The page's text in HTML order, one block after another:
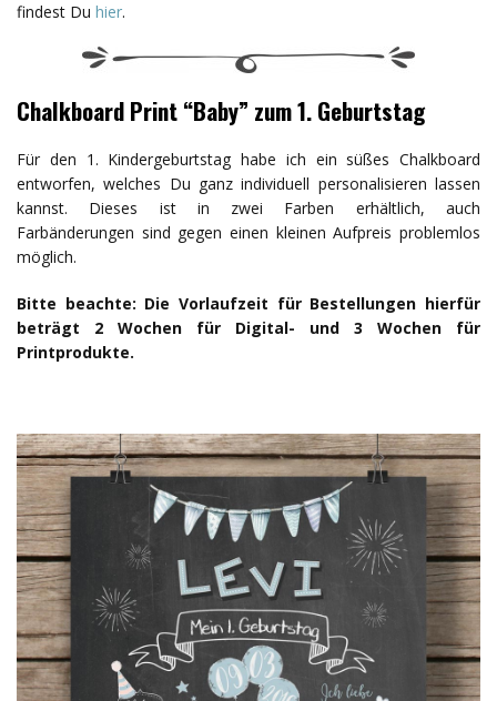
findest Du hier.
Chalkboard Print “Baby” zum 1. Geburtstag
Für den 1. Kindergeburtstag habe ich ein süßes Chalkboard
entworfen, welches Du ganz individuell personalisieren lassen
kannst. Dieses ist in zwei Farben erhältlich, auch
Farbänderungen sind gegen einen kleinen Aufpreis problemlos
möglich.
Bitte beachte: Die Vorlaufzeit für Bestellungen hierfür
beträgt 2 Wochen für Digital- und 3 Wochen für
Printprodukte.